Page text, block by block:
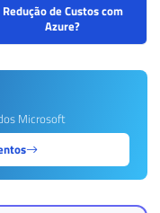
Redução de Custos com
Azure?
Microsoft